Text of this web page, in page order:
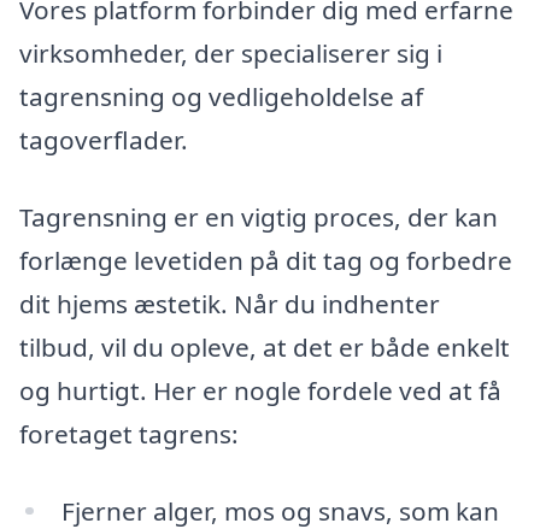
Vores platform forbinder dig med erfarne
virksomheder, der specialiserer sig i
tagrensning og vedligeholdelse af
tagoverflader.
Tagrensning er en vigtig proces, der kan
forlænge levetiden på dit tag og forbedre
dit hjems æstetik. Når du indhenter
tilbud, vil du opleve, at det er både enkelt
og hurtigt. Her er nogle fordele ved at få
foretaget tagrens:
Fjerner alger, mos og snavs, som kan